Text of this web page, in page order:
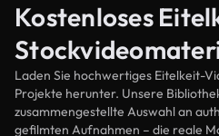
Kostenloses
Laden Sie hochwertiges Eitelkeit-
Projekte herunter. Unsere
zusammengestellte Auswahl an
gefilmten Aufnahmen – die reale